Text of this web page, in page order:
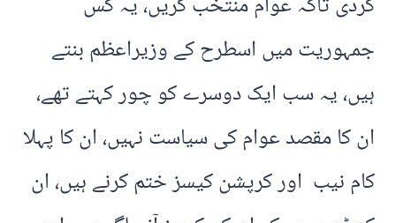
جمہوریت میں اسطرح کے وزیراعظم بنتے
ہیں، یہ سب ایک دوسرے کو چور کہتے تھے،
ان کا مقصد عوام کی سیاست نہیں، ان کا پہلا
کام نیب اور کرپشن کیسز ختم کرنے ہیں، ان